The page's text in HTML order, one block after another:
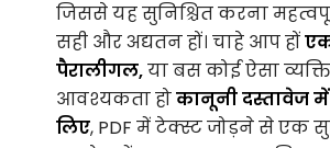
जिससे यह सुनिश्चित करना
सही और अद्यतन हों। चाहे आप हों
पैरालीगल,या बस कोई ऐसा
आवश्यकता होकानूनी दस्तावेज
लिए, PDF में टेक्स्ट जोड़ने से एक